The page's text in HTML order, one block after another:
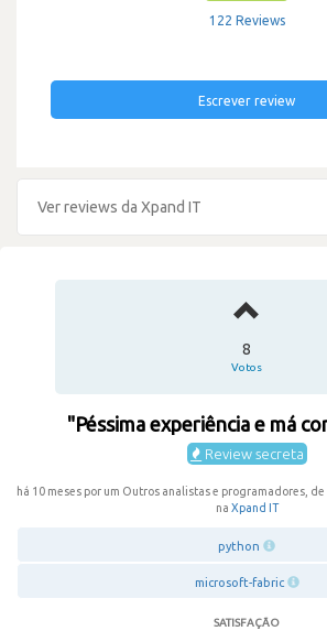
122 Reviews
Escrever review
Ver reviews da Xpand IT
8
Votos
"Péssima experiência e má
Review secreta
há 10 meses por um Outros analistas e programadores,
na Xpand IT
python
microsoft-fabric
SATISFAÇÃO